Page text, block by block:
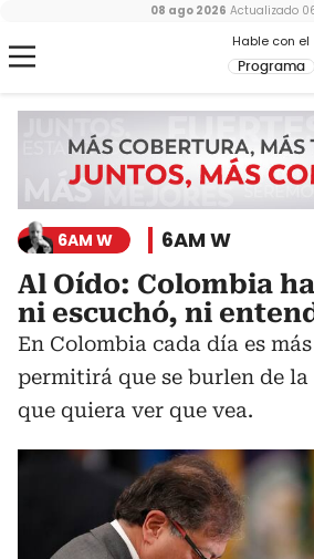
Hable con el
Programa
08 ago 2026 Actualizado
6AM W 6AM W
Al Oído: Colombia
ni escuchó, ni
En Colombia cada día es
permitirá que se burlen de la
que quiera ver que vea.